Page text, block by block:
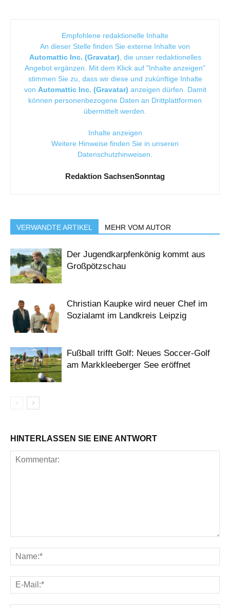
Empfohlene redaktionelle Inhalte
An dieser Stelle finden Sie externe Inhalte von
Automattic Inc. (Gravatar) , die unser redaktionelles
Angebot ergänzen. Mit dem Klick auf "Inhalte anzeigen"
stimmen Sie zu, dass wir diese und zukünftige Inhalte
von Automattic Inc. (Gravatar) anzeigen dürfen. Damit
können personenbezogene Daten an Drittplattformen
übermittelt werden.
Inhalte anzeigen
Weitere Hinweise finden Sie in unseren
Datenschutzhinweisen
Redaktion SachsenSonntag
VERWANDTE ARTIKEL MEHR VOM AUTOR
Der Jugendkarpfenkönig kommt aus
Großpötzschau
Christian Kaupke wird neuer Chef im
Sozialamt im Landkreis Leipzig
Fußball trifft Golf: Neues Soccer-Golf
am Markkleeberger See eröffnet
HINTERLASSEN SIE EINE ANTWORT